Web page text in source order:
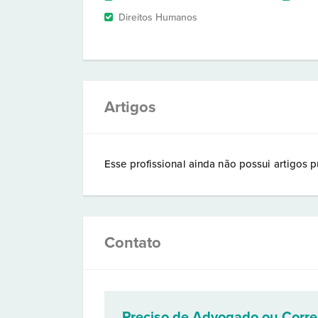
Direitos Humanos
Artigos
Esse profissional ainda não possui artigos
Contato